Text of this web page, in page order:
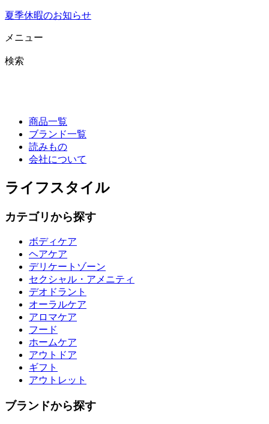
夏季休暇のお知らせ
メニュー
検索
商品一覧
ブランド一覧
読みもの
会社について
ライフスタイル
カテゴリから探す
ボディケア
ヘアケア
デリケートゾーン
セクシャル・アメニティ
デオドラント
オーラルケア
アロマケア
フード
ホームケア
アウトドア
ギフト
アウトレット
ブランドから探す